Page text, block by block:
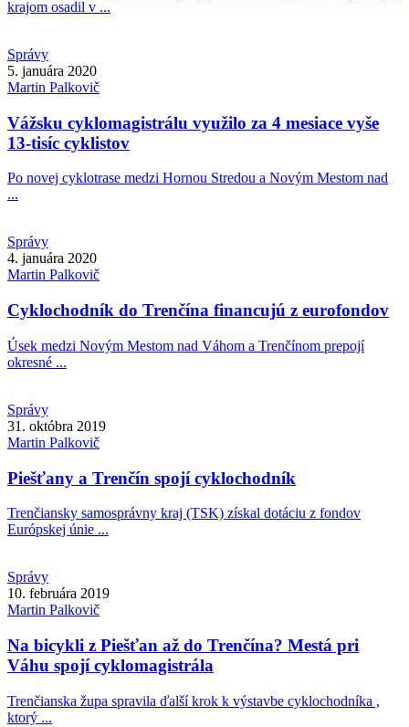
krajom osadil v ...
Správy
5. januára 2020
Martin Palkovič
Vážsku cyklomagistrálu využilo za 4 mesiace vyše
13-tisíc cyklistov
Po novej cyklotrase medzi Hornou Stredou a Novým Mestom nad
...
Správy
4. januára 2020
Martin Palkovič
Cyklochodník do Trenčína financujú z eurofondov
Úsek medzi Novým Mestom nad Váhom a Trenčínom prepojí
okresné ...
Správy
31. októbra 2019
Martin Palkovič
Piešťany a Trenčín spojí cyklochodník
Trenčiansky samosprávny kraj (TSK) získal dotáciu z fondov
Európskej únie ...
Správy
10. februára 2019
Martin Palkovič
Na bicykli z Piešťan až do Trenčína? Mestá pri
Váhu spojí cyklomagistrála
Trenčianska župa spravila ďalší krok k výstavbe cyklochodníka ,
ktorý ...